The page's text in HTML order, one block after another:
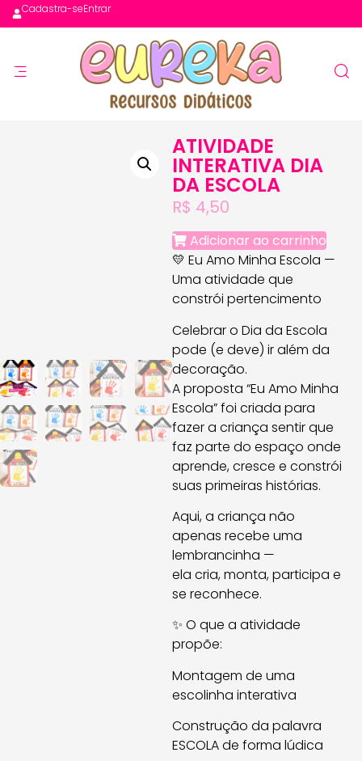
Cadastra-seEntrar
ATIVIDADE
INTERATIVA DIA
DA ESCOLA
R$ 4,50
Adicionar ao carrinho
💛 Eu Amo Minha Escola —
Uma atividade que
constrói pertencimento
Celebrar o Dia da Escola
pode (e deve) ir além da
decoração.
A proposta “Eu Amo Minha
Escola” foi criada para
fazer a criança sentir que
faz parte do espaço onde
aprende, cresce e constrói
suas primeiras histórias.
Aqui, a criança não
apenas recebe uma
lembrancinha —
ela cria, monta, participa e
se reconhece.
✨ O que a atividade
propõe:
Montagem de uma
escolinha interativa
Construção da palavra
ESCOLA de forma lúdica